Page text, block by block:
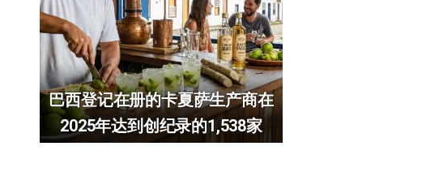
巴西登记在册的卡夏萨生产商在
2025年达到创纪录的1,538家